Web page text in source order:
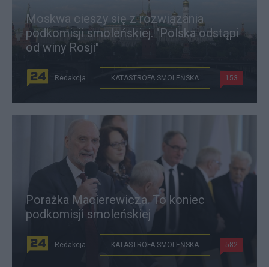
Moskwa cieszy się z rozwiązania
podkomisji smoleńskiej. "Polska odstąpi
od winy Rosji"
Redakcja KATASTROFA SMOLEŃSKA 153
Porażka Macierewicza. To koniec
podkomisji smoleńskiej
Redakcja KATASTROFA SMOLEŃSKA 582